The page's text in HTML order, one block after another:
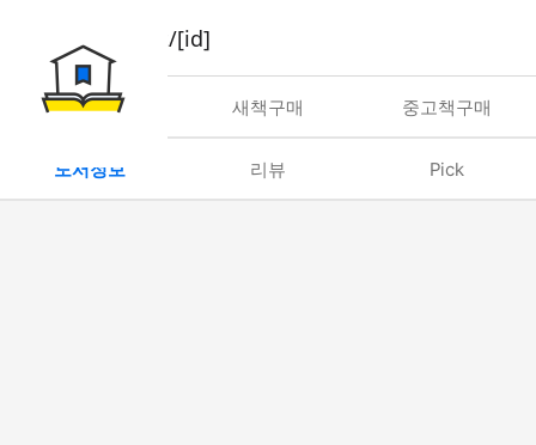
book/rent/[id]
대여 새책구매 중고책구매
도서정보 리뷰 Pick